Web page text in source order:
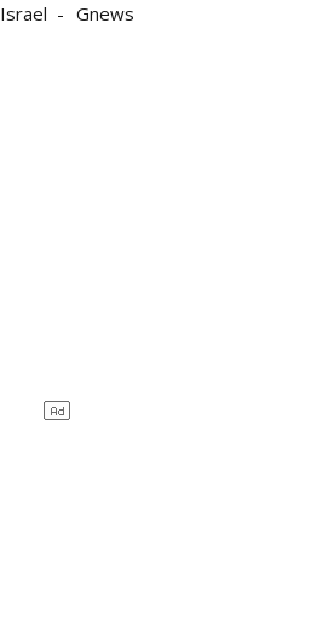
Israel Gnews